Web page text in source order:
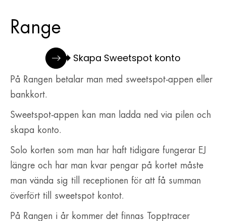
Range
Skapa Sweetspot konto
På Rangen betalar man med sweetspot-appen eller
bankkort.
Sweetspot-appen kan man ladda ned via pilen och
skapa konto.
Solo korten som man har haft tidigare fungerar EJ
längre och har man kvar pengar på kortet måste
man vända sig till receptionen för att få summan
överfört till sweetspot kontot.
På Rangen i år kommer det finnas Topptracer